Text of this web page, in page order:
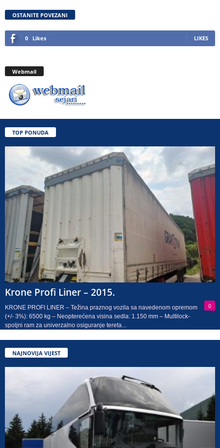
OSTANITE POVEZANI
0 Likes LIKES
Webmail
TOP PONUDA
Krone Profi Liner – 2015.
0
KRONE PROFI LINER – Težina praznog vozila sa navedenom opremom
(+/- 3%): 6500 kg – Neopterećena visina sedla: 1.150 mm – Multilock-
spoljni ram za univerzalno osiguranje tereta...
NAJNOVIJA VIJEST